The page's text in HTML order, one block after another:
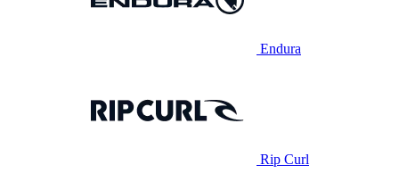
Endura
Rip Curl